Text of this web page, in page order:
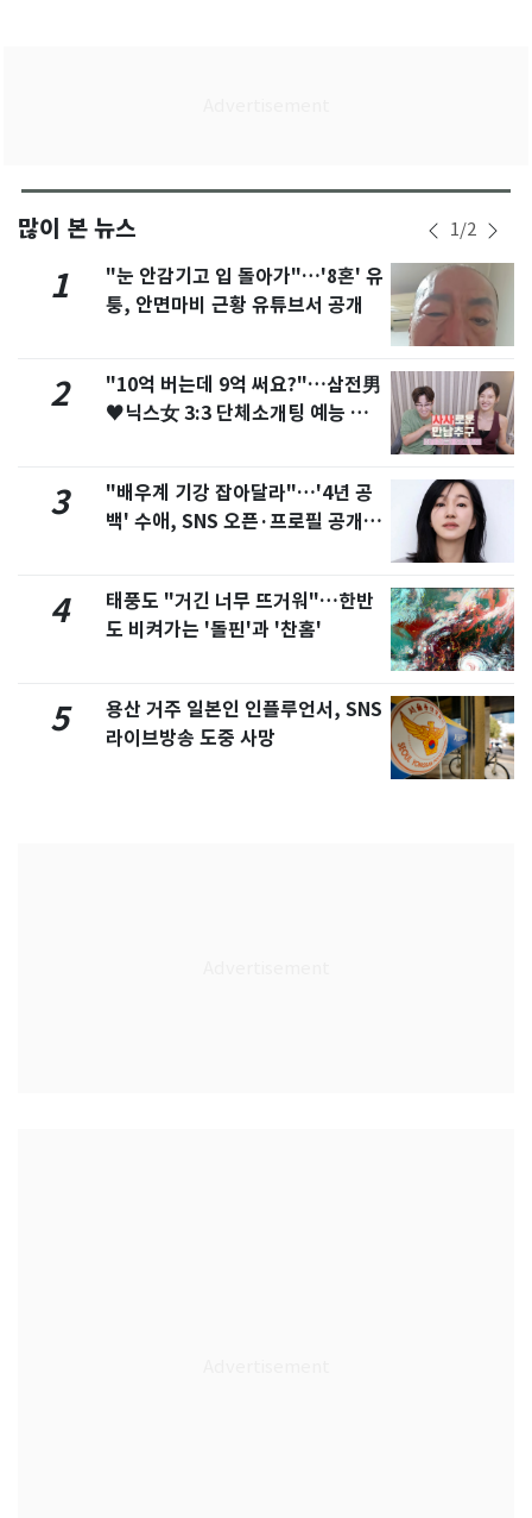
많이 본 뉴스 1/2
1
"눈 안감기고 입 돌아가"…'8혼' 유
퉁, 안면마비 근황 유튜브서 공개
2
"10억 버는데 9억 써요?"…삼전男
♥닉스女 3:3 단체소개팅 예능 화
3
"배우계 기강 잡아달라"…'4년 공
백' 수애, SNS 오픈·프로필 공개
4
태풍도 "거긴 너무 뜨거워"…한반
도 비켜가는 '돌핀'과 '찬홈'
5
용산 거주 일본인 인플루언서, SNS
라이브방송 도중 사망